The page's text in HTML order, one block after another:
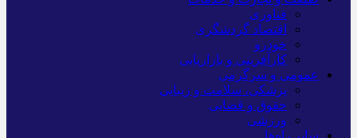
فناوری
اقتصاد گردشگری
خودرو
کارآفرینی و بازاریابی
عمومی و سرگرمی
پزشکی، سلامت و زیبایی
حقوق و قضایی
ورزشی
سایر راه‌ها